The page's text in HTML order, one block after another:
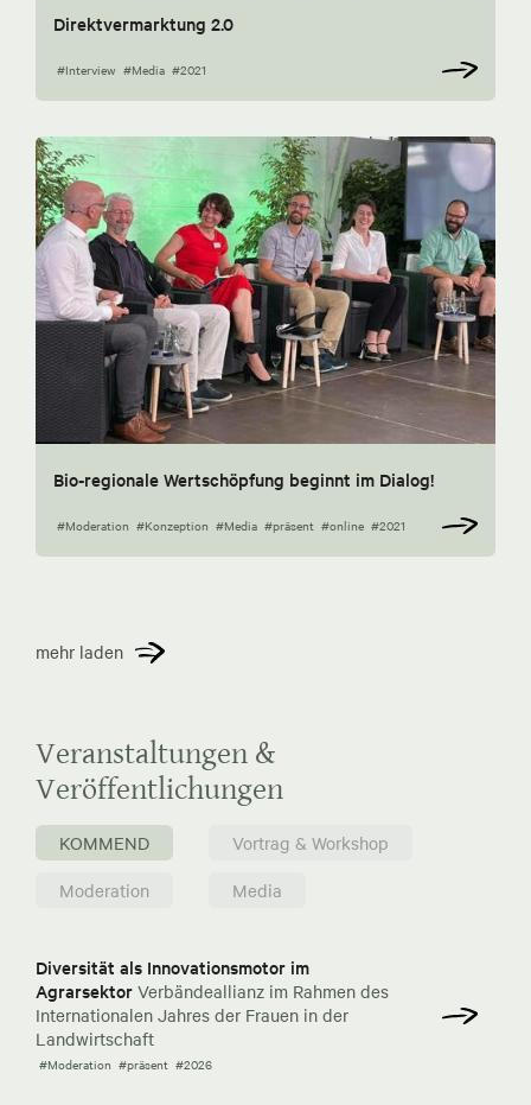
Direktvermarktung 2.0
#Interview #Media #2021
Bio-regionale Wertschöpfung beginnt im Dialog!
#Moderation #Konzeption #Media #präsent #online #2021
mehr laden
Veranstaltungen &
Veröffentlichungen
KOMMEND
Vortrag & Workshop
Moderation
Media
Diversität als Innovationsmotor im
Agrarsektor Verbändeallianz im Rahmen des
Internationalen Jahres der Frauen in der
Landwirtschaft
#Moderation #präsent #2026